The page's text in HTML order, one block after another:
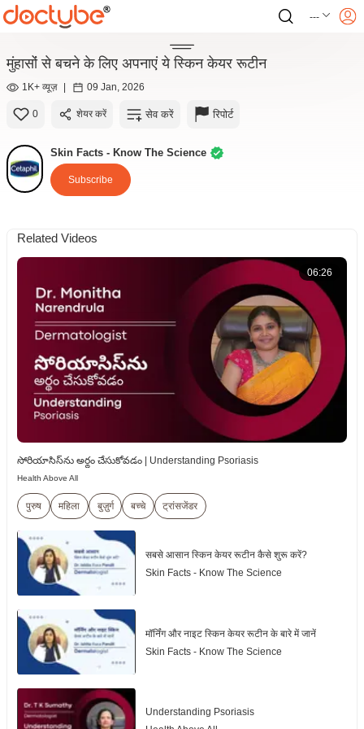
---
मुंहासोंं से बचने के लिए अपनाएं ये स्किन केयर रूटीन
1K+ व्यूज़ | 09 Jan, 2026
0 शेयर करें सेव करें रिपोर्ट
Skin Facts - Know The Science
Subscribe
Related Videos
06:26
సోరియాసిస్‌ను అర్థం చేసుకోవడం | Understanding Psoriasis
Health Above All
पुरुष महिला बुज़ुर्ग बच्चे ट्रांसजेंडर
सबसे आसान स्किन केयर रूटीन कैसे शुरू करें?
Skin Facts - Know The Science
मॉर्निंग और नाइट स्किन केयर रूटीन के बारे में जानें
Skin Facts - Know The Science
Understanding Psoriasis